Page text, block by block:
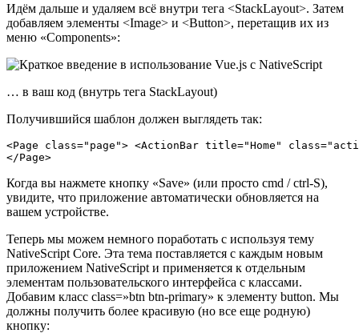
Идём дальше и удаляем всё внутри тега <StackLayout>. Затем
добавляем элементы <Image> и <Button>, перетащив их из
меню «Components»:
… в ваш код (внутрь тега StackLayout)
Получившийся шаблон должен выглядеть так:
<Page class="page"> <ActionBar title="Home"
Когда вы нажмете кнопку «Save» (или просто cmd / ctrl-S),
увидите, что приложение автоматически обновляется на
вашем устройстве.
Теперь мы можем немного поработать с используя тему
NativeScript Core. Эта тема поставляется с каждым новым
приложением NativeScript и применяется к отдельным
элементам пользовательского интерфейса с классами.
Добавим класс class=»btn btn-primary» к элементу button. Мы
должны получить более красивую (но все еще родную)
кнопку: